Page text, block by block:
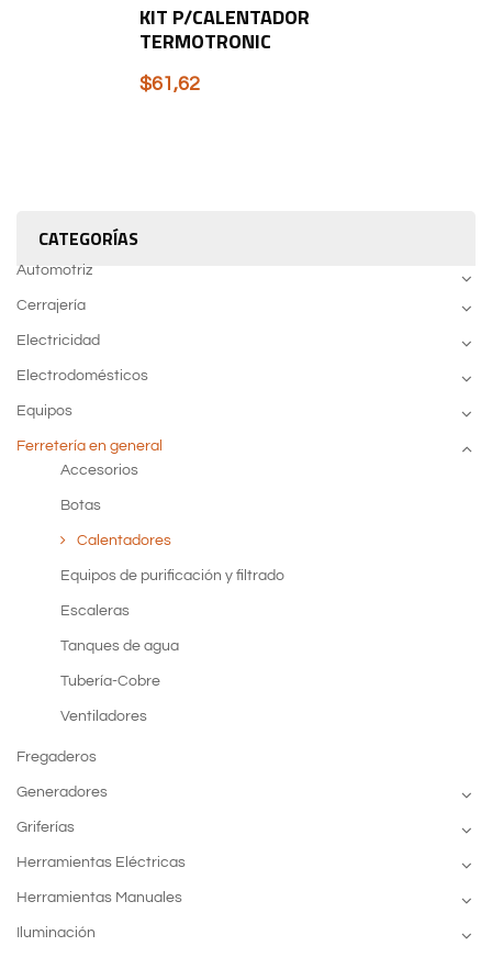
CATEGORÍAS
Automotriz
Cerrajería
Electricidad
Electrodomésticos
Equipos
Ferretería en general
Accesorios
Botas
Calentadores
Equipos de purificación y filtrado
Escaleras
Tanques de agua
Tubería-Cobre
Ventiladores
Fregaderos
Generadores
Griferías
Herramientas Eléctricas
Herramientas Manuales
Iluminación
KIT P/CALENTADOR
TERMOTRONIC
$61,62